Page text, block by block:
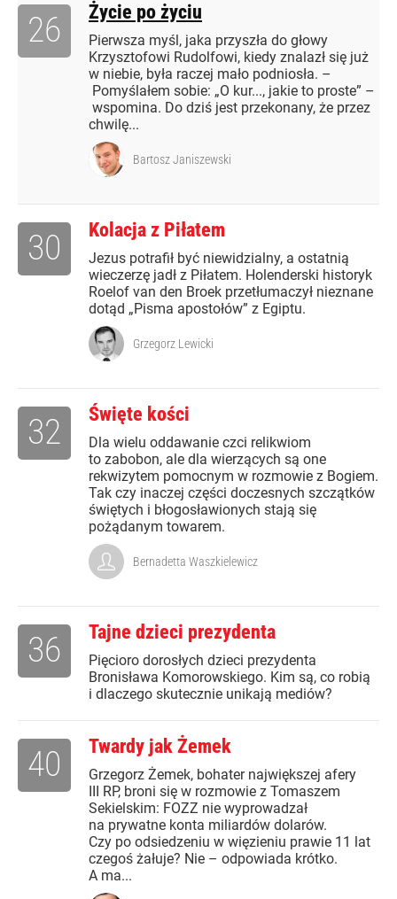
Życie po życiu
Pierwsza myśl, jaka przyszła do głowy
Krzysztofowi Rudolfowi, kiedy znalazł się już
w niebie, była raczej mało podniosła. –
Pomyślałem sobie: „O kur..., jakie to proste” –
wspomina. Do dziś jest przekonany, że przez
chwilę...
26
Bartosz Janiszewski
Kolacja z Piłatem
Jezus potrafił być niewidzialny, a ostatnią
wieczerzę jadł z Piłatem. Holenderski historyk
Roelof van den Broek przetłumaczył nieznane
dotąd „Pisma apostołów” z Egiptu.
30
Grzegorz Lewicki
Święte kości
Dla wielu oddawanie czci relikwiom
to zabobon, ale dla wierzących są one
rekwizytem pomocnym w rozmowie z Bogiem.
Tak czy inaczej części doczesnych szczątków
świętych i błogosławionych stają się
pożądanym towarem.
32
Bernadetta Waszkielewicz
Tajne dzieci prezydenta
Pięcioro dorosłych dzieci prezydenta
Bronisława Komorowskiego. Kim są, co robią
i dlaczego skutecznie unikają mediów?
36
Twardy jak Żemek
Grzegorz Żemek, bohater największej afery
III RP, broni się w rozmowie z Tomaszem
Sekielskim: FOZZ nie wyprowadzał
na prywatne konta miliardów dolarów.
Czy po odsiedzeniu w więzieniu prawie 11 lat
czegoś żałuje? Nie – odpowiada krótko.
A ma...
40